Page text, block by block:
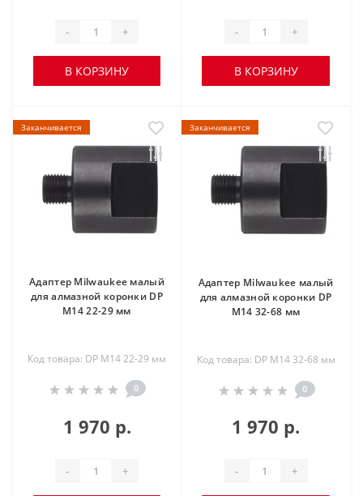
- +
В КОРЗИНУ
- +
В КОРЗИНУ
Заканчивается
Адаптер Milwaukee малый
для алмазной коронки DP
М14 22-29 мм
Код товара: DP М14 22-29 мм
0
1 970 р.
- +
Заканчивается
Адаптер Milwaukee малый
для алмазной коронки DP
М14 32-68 мм
Код товара: DP М14 32-68 мм
0
1 970 р.
- +